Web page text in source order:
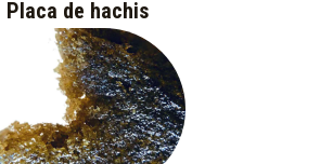
Placa de hachis